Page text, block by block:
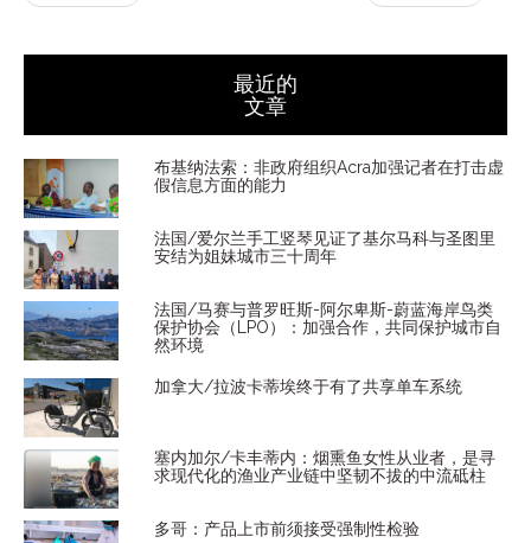
最近的
文章
布基纳法索：非政府组织Acra加强记者在打击虚
假信息方面的能力
法国/爱尔兰手工竖琴见证了基尔马科与圣图里
安结为姐妹城市三十周年
法国/马赛与普罗旺斯-阿尔卑斯-蔚蓝海岸鸟类
保护协会（LPO）：加强合作，共同保护城市自
然环境
加拿大/拉波卡蒂埃终于有了共享单车系统
塞内加尔/卡丰蒂内：烟熏鱼女性从业者，是寻
求现代化的渔业产业链中坚韧不拔的中流砥柱
多哥：产品上市前须接受强制性检验